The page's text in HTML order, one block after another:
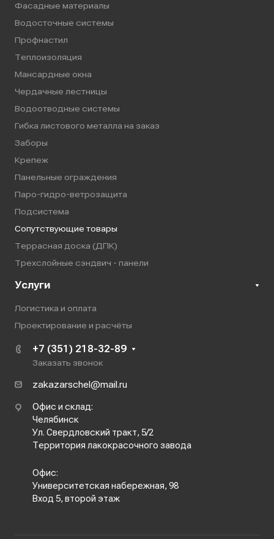
Фасадные материалы
Водосточные системы
Профнастил
Теплоизоляция
Мансардные окна
Чердачные лестницы
Водоотводные системы
Гибка листового металла на заказ
Заборы
Крепеж
Панельные ограждения
Паро-гидро-ветрозащита
Подсистема
Сопутствующие товары
Террасная доска (ДПК)
Трехслойные сэндвич - панели
Услуги
Логистика и оплата
Проектирование и расчёты
+7 (351) 218-32-89
Заказать звонок
zakazarschel@mail.ru
Офис и склад:
Челябинск
Ул. Свердловский тракт, 5/2
Территория лакокрасочного завода
Офис:
Университетская набережная, 98
Вход 5, второй этаж